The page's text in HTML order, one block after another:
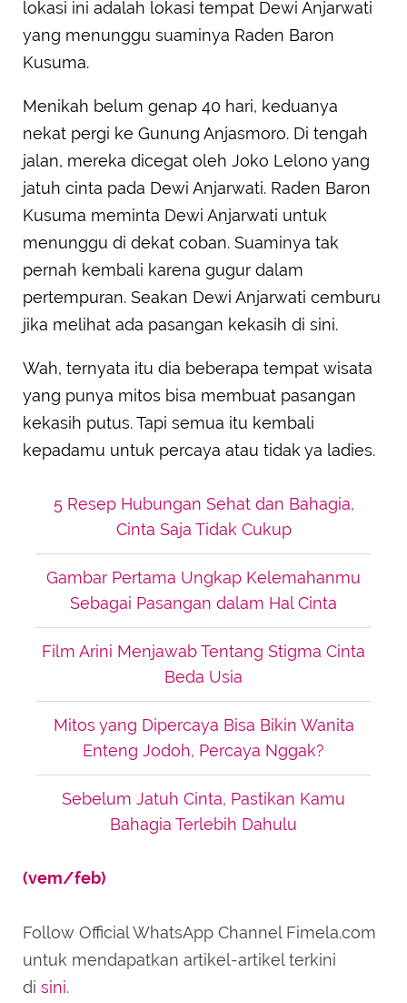
lokasi ini adalah lokasi tempat Dewi Anjarwati
yang menunggu suaminya Raden Baron
Kusuma.
Menikah belum genap 40 hari, keduanya
nekat pergi ke Gunung Anjasmoro. Di tengah
jalan, mereka dicegat oleh Joko Lelono yang
jatuh cinta pada Dewi Anjarwati. Raden Baron
Kusuma meminta Dewi Anjarwati untuk
menunggu di dekat coban. Suaminya tak
pernah kembali karena gugur dalam
pertempuran. Seakan Dewi Anjarwati cemburu
jika melihat ada pasangan kekasih di sini.
Wah, ternyata itu dia beberapa tempat wisata
yang punya mitos bisa membuat pasangan
kekasih putus. Tapi semua itu kembali
kepadamu untuk percaya atau tidak ya ladies.
5 Resep Hubungan Sehat dan Bahagia,
Cinta Saja Tidak Cukup
Gambar Pertama Ungkap Kelemahanmu
Sebagai Pasangan dalam Hal Cinta
Film Arini Menjawab Tentang Stigma Cinta
Beda Usia
Mitos yang Dipercaya Bisa Bikin Wanita
Enteng Jodoh, Percaya Nggak?
Sebelum Jatuh Cinta, Pastikan Kamu
Bahagia Terlebih Dahulu
(vem/feb)
Follow Official WhatsApp Channel Fimela.com
untuk mendapatkan artikel-artikel terkini
di sini.